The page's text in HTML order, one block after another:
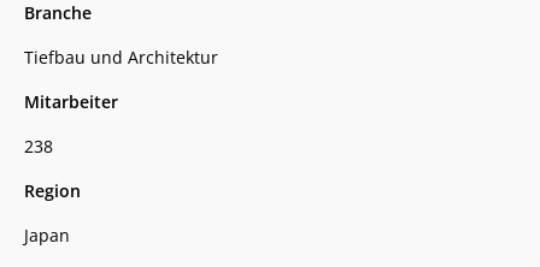
Branche
Tiefbau und Architektur
Mitarbeiter
238
Region
Japan